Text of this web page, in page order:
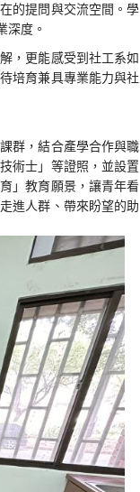
的提問與交流空間。學
深度。
，更能感受到社工系如
培育兼具專業能力與社
群，結合產學合作與職
術士」等證照，並設置
」教育願景，讓青年看
進人群、帶來盼望的助